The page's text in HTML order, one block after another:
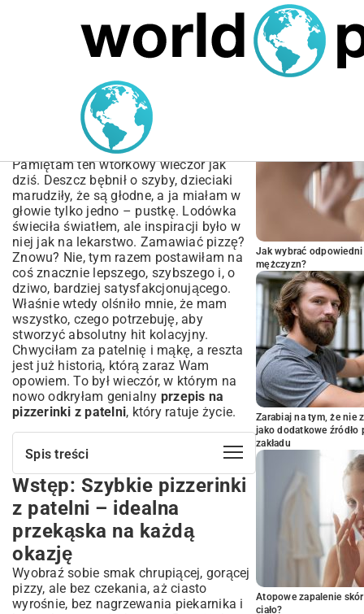
MARIUSZ ŁAMAGA 04.10.2025
Przepis na Pizzerinki z
Patelni: Szybki i Prosty
Sposób na Przekąskę
Pamiętam ten wtorkowy wieczór jak
dziś. Deszcz bębnił o szyby, dzieciaki
marudziły, że są głodne, a ja miałam w
głowie tylko jedno – pustkę. Lodówka
świeciła światłem, ale inspiracji było w
niej jak na lekarstwo. Zamawiać pizzę?
Znowu? Nie, tym razem postawiłam na
coś znacznie lepszego, szybszego i, o
dziwo, bardziej satysfakcjonującego.
Właśnie wtedy olśniło mnie, że mam
wszystko, czego potrzebuję, aby
stworzyć absolutny hit kolacyjny.
Chwyciłam za patelnię i mąkę, a reszta
jest już historią, którą zaraz Wam
opowiem. To był wieczór, w którym na
nowo odkryłam genialny przepis na
pizzerinki z patelni, który ratuje życie.
Spis treści
Wstęp: Szybkie pizzerinki z patelni –
idealna przekąska na każdą okazję
Dlaczego pizzerinki z patelni to
doskonały wybór?
Oszczędność czasu i energii w kuchni
Niezbędne składniki do przygotowania
pizzerinek
Kompletny przepis na pizzerinki z
Wstęp: Szybkie pizzerinki
z patelni – idealna
przekąska na każdą
okazję
Wyobraź sobie smak chrupiącej, gorącej
pizzy, ale bez czekania, aż ciasto
wyrośnie, bez nagrzewania piekarnika i
Jak wybrać
mężczyzn?
Zarabiaj na tym, że nie
jako dodatkowe
zakładu
Atopowe zapalenie
ciało?